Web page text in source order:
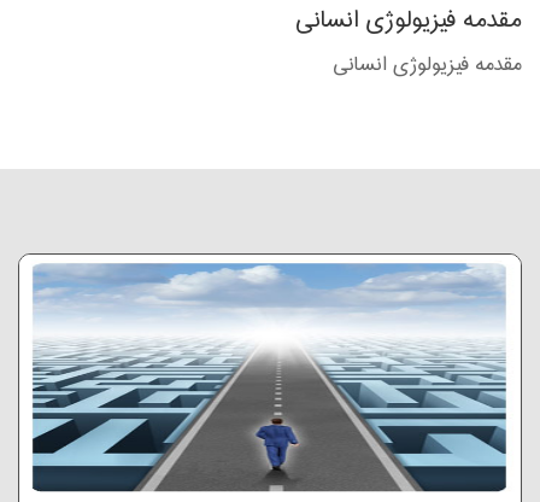
مقدمه فیزیولوژی انسانی
مقدمه فیزیولوژی انسانی